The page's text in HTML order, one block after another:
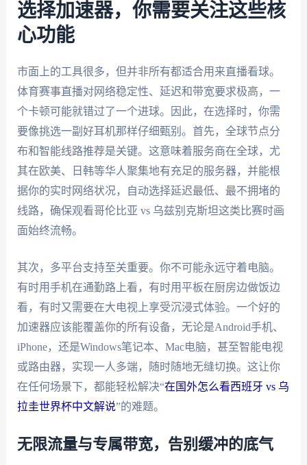
选择加速器，你需要关注这些核
心功能
市面上的工具很多，但并非所有都适合用来直播看球。
体育赛事直播对网络稳定性、延迟和带宽要求极高，一
个卡顿可能就错过了一个进球。因此，在选择时，你需
要像挑选一副好耳机那样仔细甄别。首先，全球节点分
布和智能线路推荐是关键。这意味着服务商在全球，尤
其在欧美、日韩等华人聚集地有充足的服务器，并能根
据你的实时网络状况，自动选择延迟最低、最不拥堵的
线路，确保观看哥伦比亚 vs 乌兹别克斯坦这类比赛时画
面始终流畅。
其次，多平台支持至关重要。你不可能永远守着电脑。
有时用手机在通勤路上看，有时用平板在厨房边做饭边
看，有时又需要在大电视上享受沉浸式体验。一个好的
加速器应该能覆盖你的所有设备，无论是Android手机、
iPhone，还是Windows笔记本、Mac电脑，甚至智能电视
或路由器，实现一人多端，随时随地无缝切换。这让你
在任何场景下，都能轻松解决“在国外怎么看西班牙 vs 乌
拉圭世界杯中文解说”的难题。
无限流量与专属带宽，告别缓冲的底气